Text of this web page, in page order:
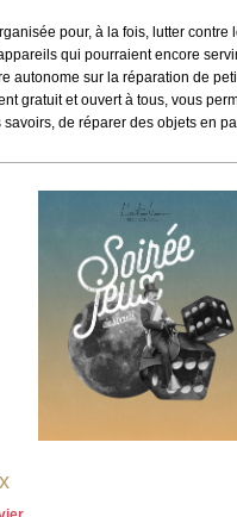
pour, à la fois, lutter contre
qui pourraient encore
autonome sur la réparation de
gratuit et ouvert à tous, vous
savoirs, de réparer des objets en